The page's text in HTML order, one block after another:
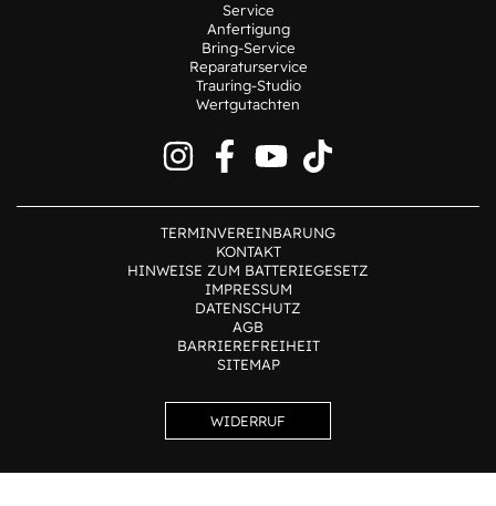
Service
Anfertigung
Bring-Service
Reparaturservice
Trauring-Studio
Wertgutachten
TERMINVEREINBARUNG
KONTAKT
HINWEISE ZUM BATTERIEGESETZ
IMPRESSUM
DATENSCHUTZ
AGB
BARRIEREFREIHEIT
SITEMAP
WIDERRUF